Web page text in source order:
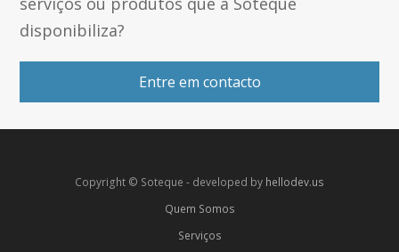
disponibiliza?
Entre em contacto
Copyright © Soteque - developed by hellodev.us
Quem Somos
Serviços